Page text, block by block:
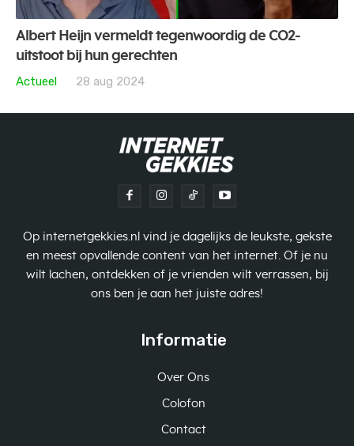
Albert Heijn vermeldt tegenwoordig de CO2-
uitstoot bij hun gerechten
Actueel
28 aug 2024
Op internetgekkies.nl vind je dagelijks de leukste, gekste
en meest opvallende content van het internet. Of je nu
wilt lachen, ontdekken of je vrienden wilt verrassen, bij
ons ben je aan het juiste adres!
Informatie
Over Ons
Colofon
Contact